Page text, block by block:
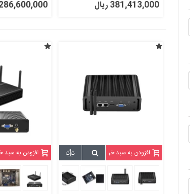
381,413,000 ریال 286,600,000
افزودن به سبد خرید افزودن به سبد